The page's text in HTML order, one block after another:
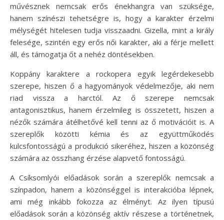
művésznek nemcsak erős énekhangra van szüksége,
hanem színészi tehetségre is, hogy a karakter érzelmi
mélységét hitelesen tudja visszaadni. Gizella, mint a király
felesége, szintén egy erős női karakter, aki a férje mellett
áll, és támogatja őt a nehéz döntésekben.
Koppány karaktere a rockopera egyik legérdekesebb
szerepe, hiszen ő a hagyományok védelmezője, aki nem
riad vissza a harctól. Az ő szerepe nemcsak
antagonisztikus, hanem érzelmileg is összetett, hiszen a
nézők számára átélhetővé kell tenni az ő motivációit is. A
szereplők közötti kémia és az együttműködés
kulcsfontosságú a produkció sikeréhez, hiszen a közönség
számára az összhang érzése alapvető fontosságú.
A Csíksomlyói előadások során a szereplők nemcsak a
színpadon, hanem a közönséggel is interakcióba lépnek,
ami még inkább fokozza az élményt. Az ilyen típusú
előadások során a közönség aktív részese a történetnek,